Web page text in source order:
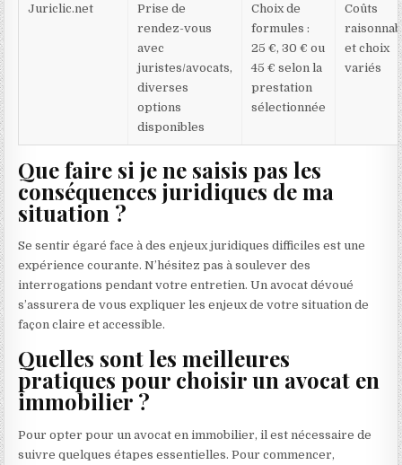
Juriclic.net
Prise de
rendez-vous
avec
juristes/avocats,
diverses
options
disponibles
Choix de
formules :
25 €, 30 € ou
45 € selon la
prestation
sélectionnée
Coûts
et choix
variés
Que faire si je ne saisis pas les
conséquences juridiques de ma
situation ?
Se sentir égaré face à des enjeux juridiques difficiles est une
expérience courante. N’hésitez pas à soulever des
interrogations pendant votre entretien. Un avocat dévoué
s’assurera de vous expliquer les enjeux de votre situation de
façon claire et accessible.
Quelles sont les meilleures
pratiques pour choisir un avocat en
immobilier ?
Pour opter pour un avocat en immobilier, il est nécessaire de
suivre quelques étapes essentielles. Pour commencer,